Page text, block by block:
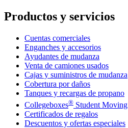
Productos y servicios
Cuentas comerciales
Enganches y accesorios
Ayudantes de mudanza
Venta de camiones usados
Cajas y suministros de mudanza
Cobertura por daños
Tanques y recargas de propano
Collegeboxes® Student Moving
Certificados de regalos
Descuentos y ofertas especiales